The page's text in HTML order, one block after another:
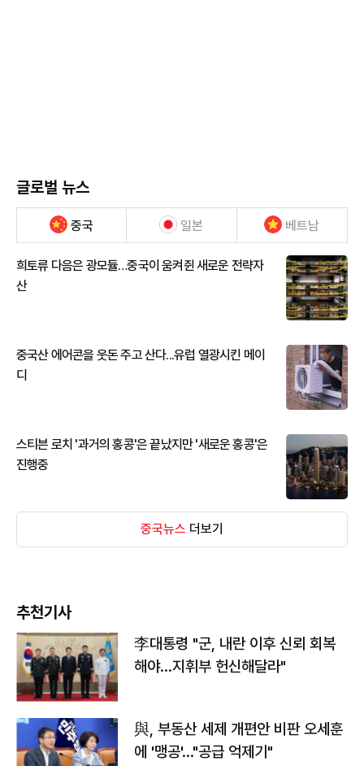
글로벌 뉴스
중국 일본 베트남
희토류 다음은 광모듈…중국이 움켜쥔 새로운 전략자
산
중국산 에어콘을 웃돈 주고 산다...유럽 열광시킨 메이
디
스티븐 로치 '과거의 홍콩'은 끝났지만 '새로운 홍콩'은
진행중
중국뉴스 더보기
추천기사
李대통령 "군, 내란 이후 신뢰 회복
해야…지휘부 헌신해달라"
與, 부동산 세제 개편안 비판 오세훈
에 '맹공'…"공급 억제기"